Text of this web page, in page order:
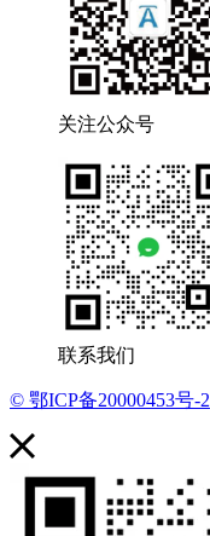
关注公众号
联系我们
© 鄂ICP备20000453号-2